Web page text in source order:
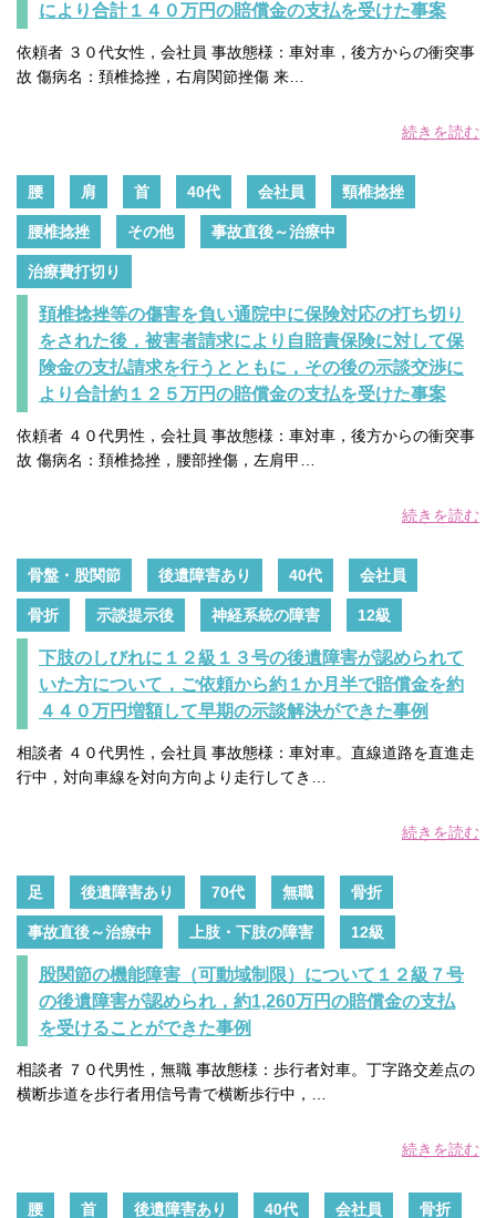
により合計１４０万円の賠償金の支払を受けた事案
依頼者 ３０代女性，会社員 事故態様：車対車，後方からの衝突事
故 傷病名：頚椎捻挫，右肩関節挫傷 来…
続きを読む
腰 肩 首 40代 会社員 頸椎捻挫
腰椎捻挫 その他 事故直後～治療中
治療費打切り
頚椎捻挫等の傷害を負い通院中に保険対応の打ち切り
をされた後，被害者請求により自賠責保険に対して保
険金の支払請求を行うとともに，その後の示談交渉に
より合計約１２５万円の賠償金の支払を受けた事案
依頼者 ４０代男性，会社員 事故態様：車対車，後方からの衝突事
故 傷病名：頚椎捻挫，腰部挫傷，左肩甲…
続きを読む
骨盤・股関節 後遺障害あり 40代 会社員
骨折 示談提示後 神経系統の障害 12級
下肢のしびれに１２級１３号の後遺障害が認められて
いた方について，ご依頼から約１か月半で賠償金を約
４４０万円増額して早期の示談解決ができた事例
相談者 ４０代男性，会社員 事故態様：車対車。直線道路を直進走
行中，対向車線を対向方向より走行してき…
続きを読む
足 後遺障害あり 70代 無職 骨折
事故直後～治療中 上肢・下肢の障害 12級
股関節の機能障害（可動域制限）について１２級７号
の後遺障害が認められ，約1,260万円の賠償金の支払
を受けることができた事例
相談者 ７０代男性，無職 事故態様：歩行者対車。丁字路交差点の
横断歩道を歩行者用信号青で横断歩行中，…
続きを読む
腰 首 後遺障害あり 40代 会社員 骨折